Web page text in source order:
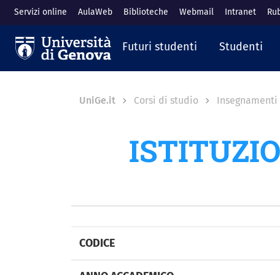
al contenuto principale
Servizi online AulaWeb Biblioteche Webmail Intranet
Navigazione
Futuri studenti Studenti
Breadcrumb
UniGe.it Corsi di studio Insegnamenti
CODICE